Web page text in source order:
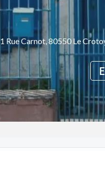
1 Rue Carnot, 80550 Le